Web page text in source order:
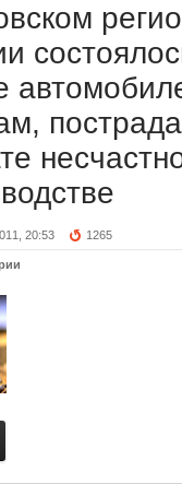
20:53 1265